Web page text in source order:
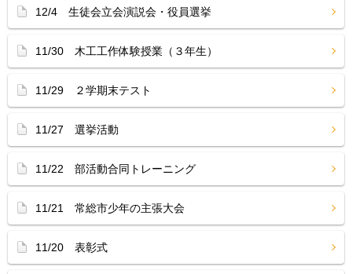
12/4 生徒会立会演説会・役員選挙
11/30 木工工作体験授業（３年生）
11/29 ２学期末テスト
11/27 選挙活動
11/22 部活動合同トレーニング
11/21 常総市少年の主張大会
11/20 表彰式